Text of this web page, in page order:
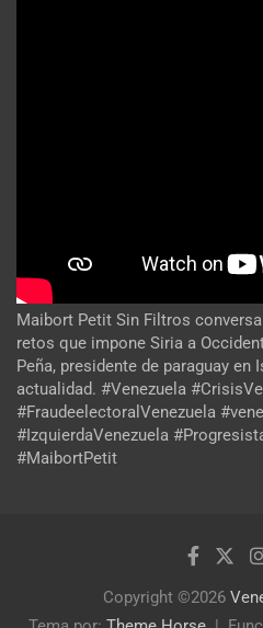
Maibort Petit Sin Filtros
retos que impone Siria a
Peña, presidente de paraguay
actualidad. #Venezuela
#FraudeelectoralVenezuela
#IzquierdaVenezuela
#MaibortPetit
Copyright ©2026